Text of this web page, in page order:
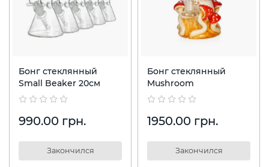
Бонг стеклянный
Small Beaker 20см
990.00 грн.
Закончился
Бонг стеклянный
Mushroom
1950.00 грн.
Закончился